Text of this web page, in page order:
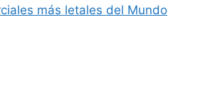
más letales del Mundo